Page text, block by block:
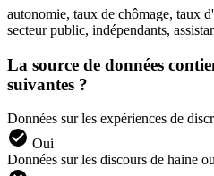
autonomie, taux de chômage, taux
secteur public, indépendants,
La source de données
suivantes ?
Données sur les expériences de
Oui
Données sur les discours de haine